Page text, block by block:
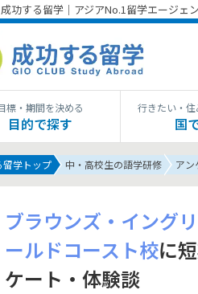
功する留学｜アジアNo.1留学エージェ
標・期間を決める
目的で探す
行きたい・
国
留学トップ 中・高校生の語学研修 アン
ブラウンズ・イング
ールドコースト校に
ケート・体験談